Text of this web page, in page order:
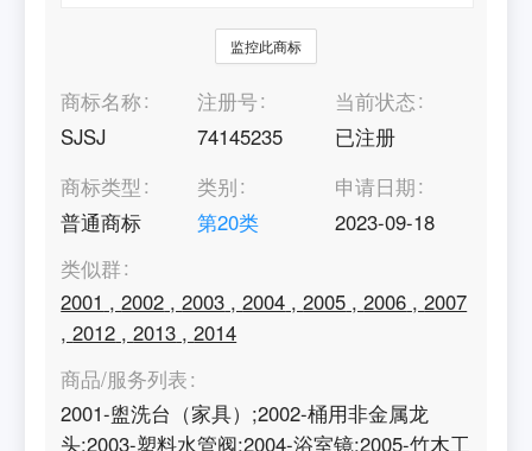
监控此商标
商标名称
SJSJ
注册号
74145235
当前状态
已注册
商标类型
普通商标
类别
第20类
申请日期
2023-09-18
类似群
2001 ,2002 ,2003 ,2004 ,2005 ,2006 ,2007
,2012 ,2013 ,2014
商品/服务列表
2001-盥洗台（家具）;2002-桶用非金属龙
头;2003-塑料水管阀;2004-浴室镜;2005-竹木工